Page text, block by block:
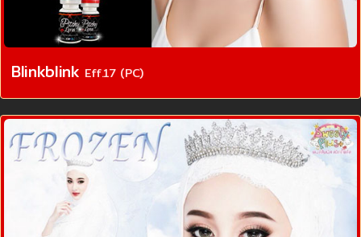
Blinkblink Eff.17 (PC)